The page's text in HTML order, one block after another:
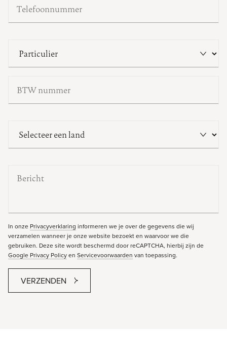
In onze Privacyverklaring informeren we je over de gegevens die wij
verzamelen wanneer je onze website bezoekt en waarvoor we die
gebruiken. Deze site wordt beschermd door reCAPTCHA, hierbij zijn de
Google Privacy Policyen Servicevoorwaarden van toepassing.
VERZENDEN